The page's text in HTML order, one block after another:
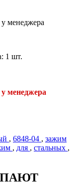
у менеджера
1 шт.
менеджера
, 6848-04 , зажим
, для , стальных ,